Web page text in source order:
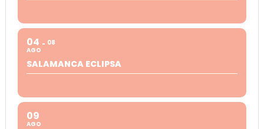
04
AGO
08
SALAMANCA ECLIPSA
09
AGO